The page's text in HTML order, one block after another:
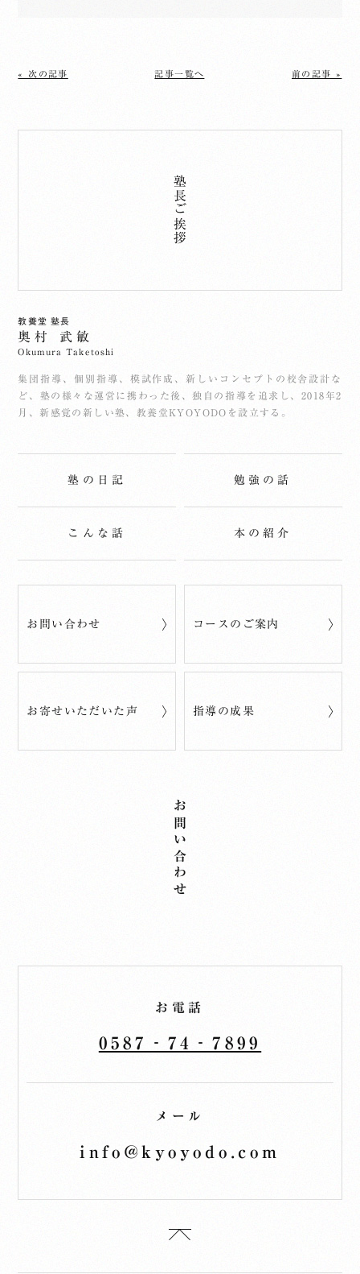
« 次の記事 記事一覧へ 前の記事 »
塾長ご挨拶
教養堂 塾長
奥村 武敏
Okumura Taketoshi
集団指導、個別指導、模試作成、新しいコンセプトの校舎設計な
ど、塾の様々な運営に携わった後、独自の指導を追求し、2018年2
月、新感覚の新しい塾、教養堂KYOYODOを設立する。
塾の日記 勉強の話
こんな話 本の紹介
お問い合わせ コースのご案内
お寄せいただいた声 指導の成果
お問い合わせ
お電話
0587‐74‐7899
メール
info@kyoyodo.com